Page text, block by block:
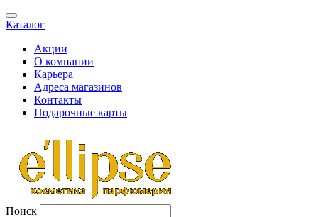
Каталог
Акции
О компании
Карьера
Адреса магазинов
Контакты
Подарочные карты
Поиск